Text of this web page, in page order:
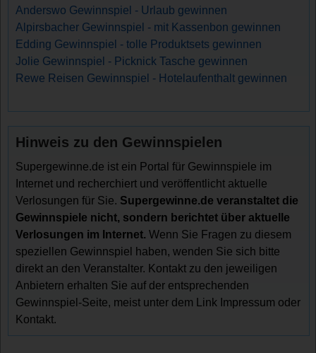
Anderswo Gewinnspiel - Urlaub gewinnen
Alpirsbacher Gewinnspiel - mit Kassenbon gewinnen
Edding Gewinnspiel - tolle Produktsets gewinnen
Jolie Gewinnspiel - Picknick Tasche gewinnen
Rewe Reisen Gewinnspiel - Hotelaufenthalt gewinnen
Hinweis zu den Gewinnspielen
Supergewinne.de ist ein Portal für Gewinnspiele im
Internet und recherchiert und veröffentlicht aktuelle
Verlosungen für Sie. Supergewinne.de veranstaltet die
Gewinnspiele nicht, sondern berichtet über aktuelle
Verlosungen im Internet. Wenn Sie Fragen zu diesem
speziellen Gewinnspiel haben, wenden Sie sich bitte
direkt an den Veranstalter. Kontakt zu den jeweiligen
Anbietern erhalten Sie auf der entsprechenden
Gewinnspiel-Seite, meist unter dem Link Impressum oder
Kontakt.